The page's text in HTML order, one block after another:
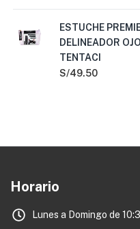
ESTUCHE
DELINEADOR
TENTACI
S/49.50
Horario
Lunes a Domingo de